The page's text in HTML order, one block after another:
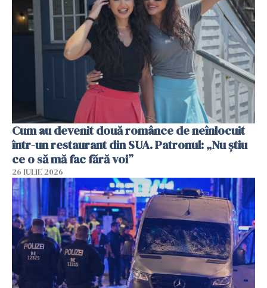
Cum au devenit două românce de neînlocuit
într-un restaurant din SUA. Patronul: „Nu știu
ce o să mă fac fără voi”
26 IULIE 2026